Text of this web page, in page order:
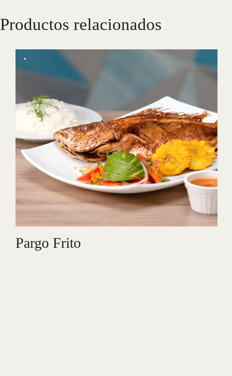
Productos relacionados
Pargo Frito